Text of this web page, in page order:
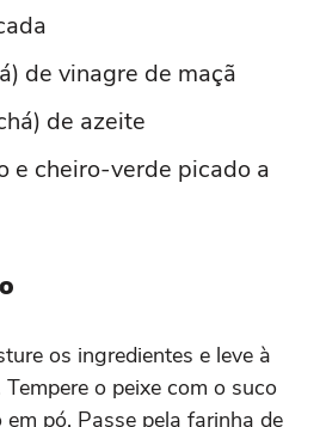
de vinagre de maçã
de azeite
e cheiro-verde picado a
os ingredientes e leve à
o peixe com o suco
pó. Passe pela farinha de